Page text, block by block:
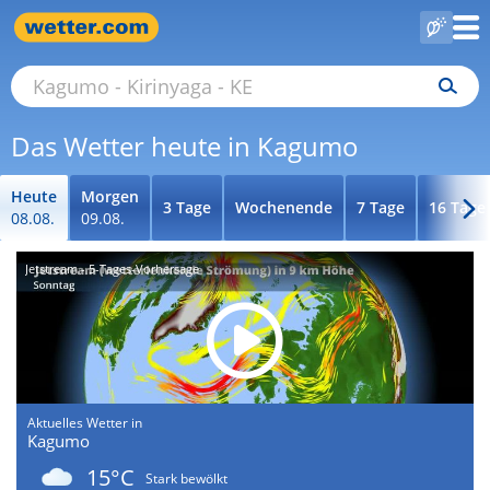
Das Wetter heute in Kagumo
Heute
08.08.
Morgen
09.08.
3 Tage Wochenende 7 Tage 16 Tage
Jetstream - 5-Tages-Vorhersage
Aktuelles Wetter in
Kagumo
15°C
Stark bewölkt